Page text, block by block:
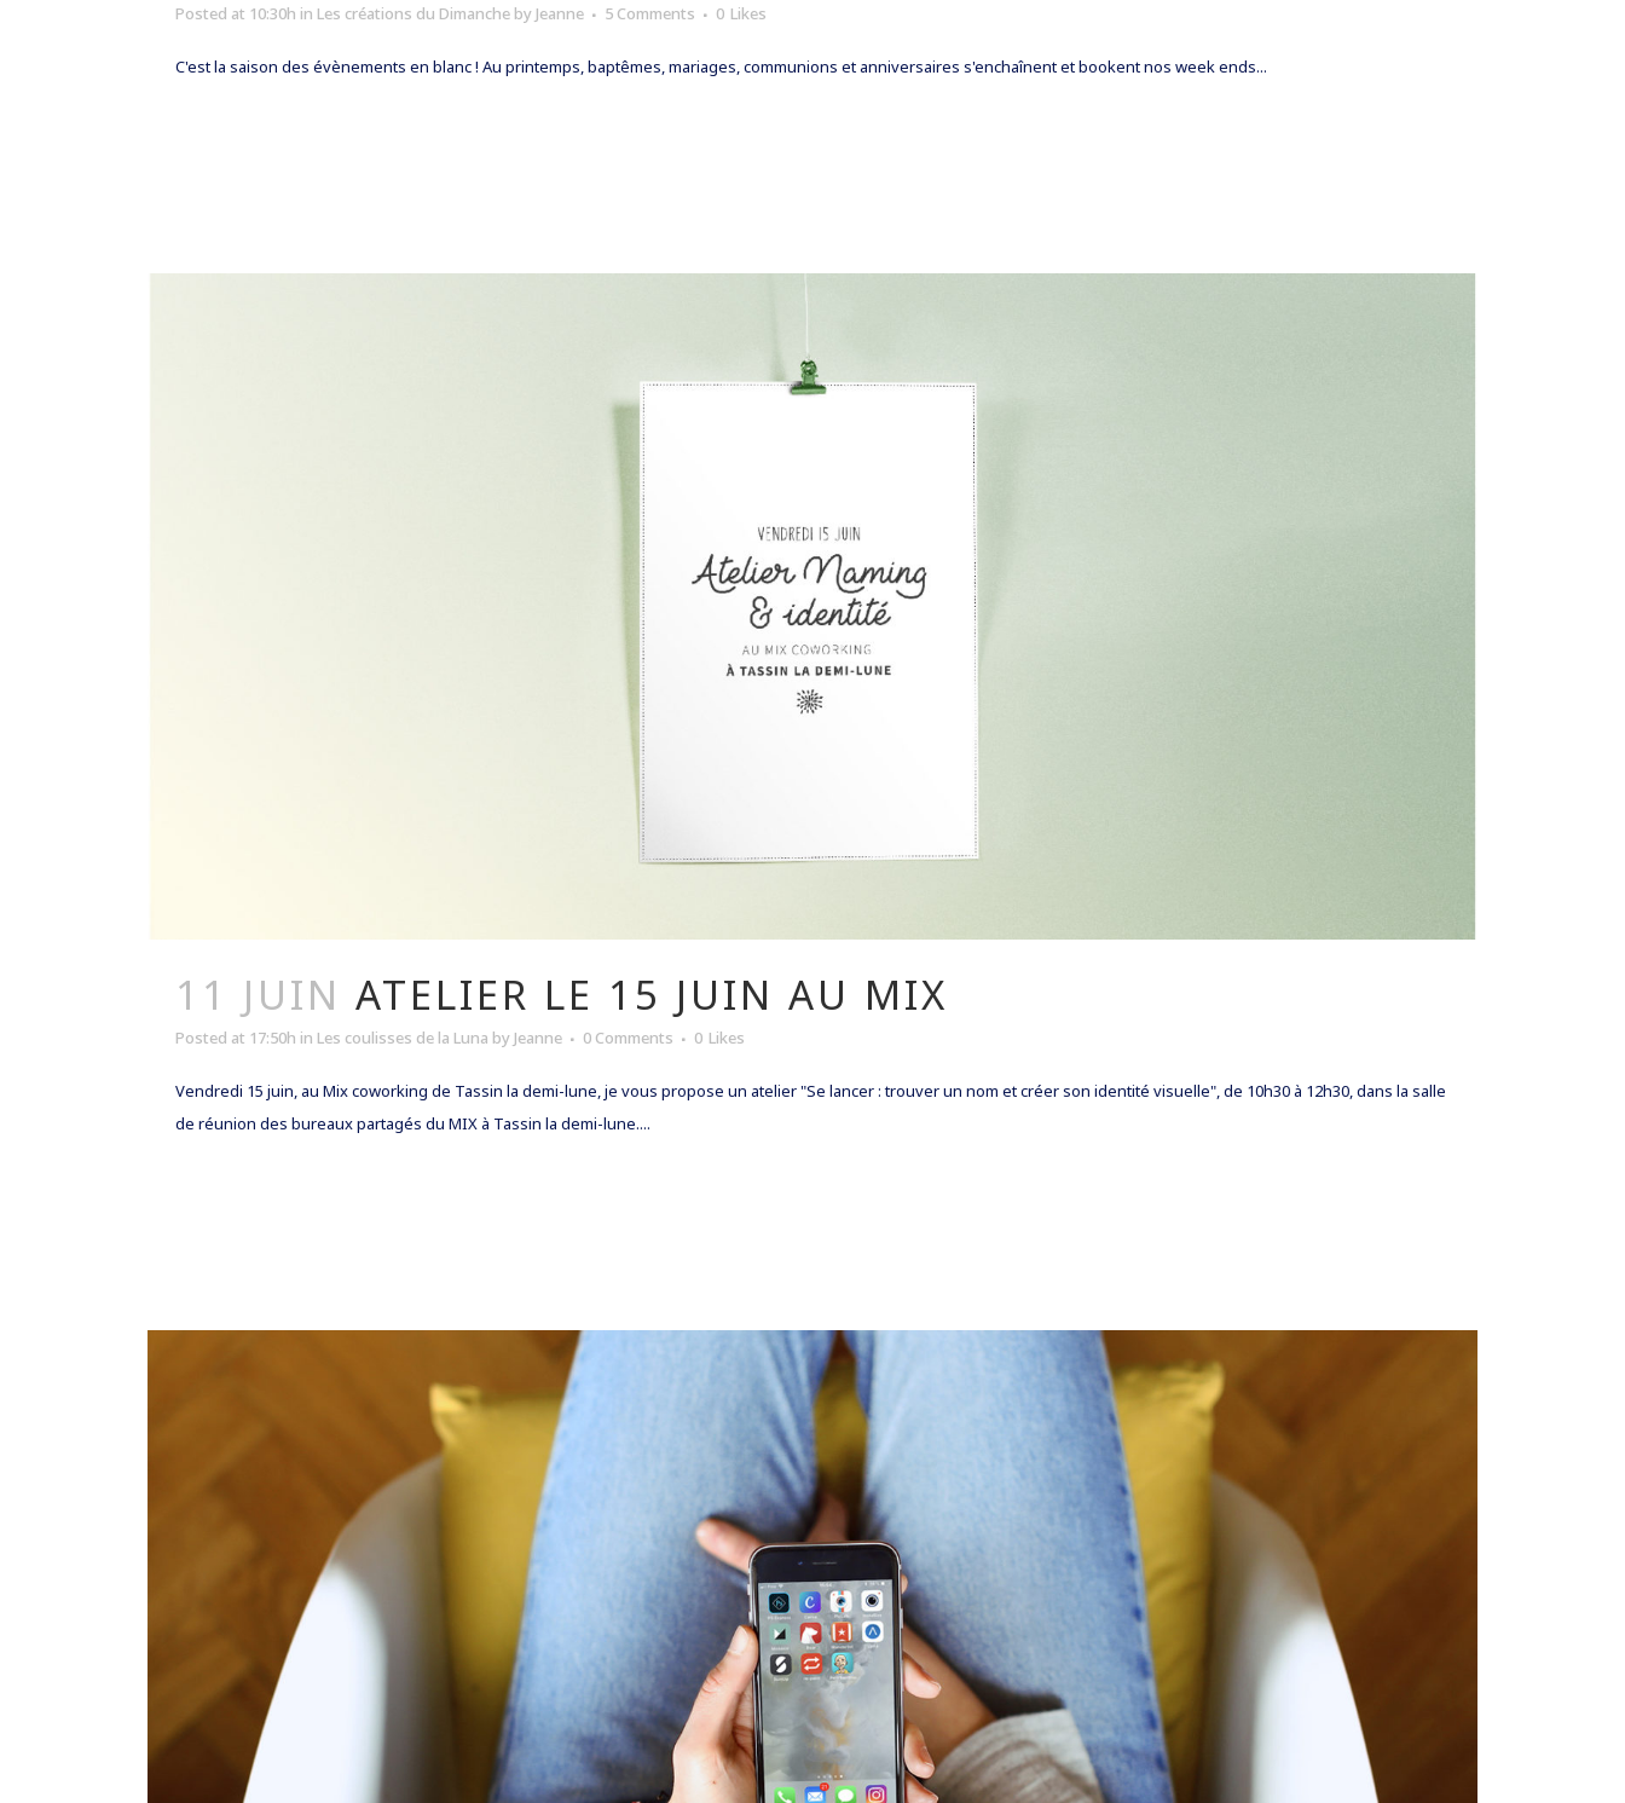
Posted at 10:30h in Les créations du Dimanche by Jeanne 5 Comments 0 Likes
C'est la saison des évènements en blanc ! Au printemps, baptêmes, mariages, communions et anniversaires s'enchaînent et bookent nos week ends...
11 JUIN ATELIER LE 15 JUIN AU MIX
Posted at 17:50h in Les coulisses de la Luna by Jeanne 0 Comments 0 Likes
Vendredi 15 juin, au Mix coworking de Tassin la demi-lune, je vous propose un atelier "Se lancer : trouver un nom et créer son identité visuelle", de 10h30 à 12h30, dans la salle
de réunion des bureaux partagés du MIX à Tassin la demi-lune....